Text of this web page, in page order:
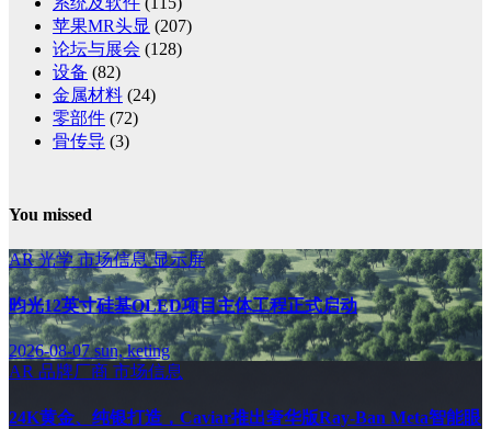
苹果MR头显 (207)
论坛与展会 (128)
设备 (82)
金属材料 (24)
零部件 (72)
骨传导 (3)
You missed
AR光学市场信息显示屏
昀光12英寸硅基OLED项目主体工程正式启动
2026-08-07sun, keting
AR 品牌厂商 市场信息
24K黄金、纯银打造，Caviar推出奢华版Ray-Ban Meta智能眼